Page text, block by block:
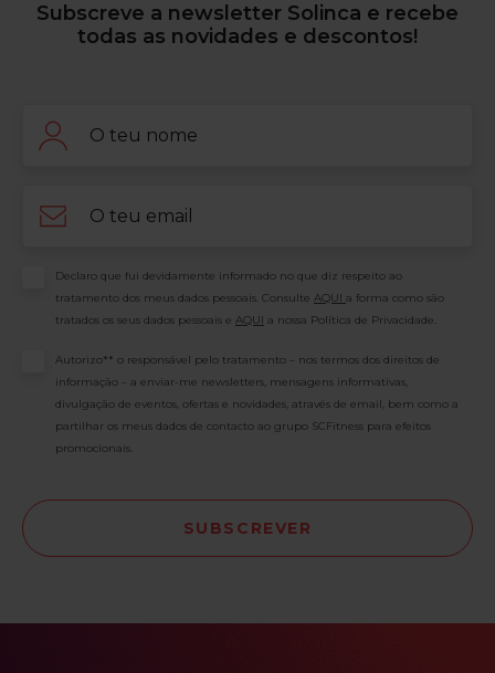
Subscreve a newsletter Solinca e recebe
todas as novidades e descontos!
Consentimento
Declaro que fui devidamente informado no que diz respeito ao
tratamento dos meus dados pessoais. Consulte AQUI a forma como são
tratados os seus dados pessoais e AQUI a nossa Política de Privacidade.
Consentimento
Autorizo** o responsável pelo tratamento – nos termos dos direitos de
informação – a enviar-me newsletters, mensagens informativas,
divulgação de eventos, ofertas e novidades, através de email, bem como a
partilhar os meus dados de contacto ao grupo SCFitness para efeitos
promocionais.